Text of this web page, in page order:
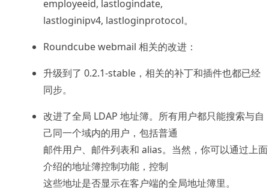
employeeid, lastlogindate,
lastloginipv4, lastloginprotocol。
Roundcube webmail 相关的改进：
升级到了 0.2.1-stable，相关的补丁和插件也都已经
同步。
改进了全局 LDAP 地址簿。所有用户都只能搜索与自
己同一个域内的用户，包括普通
邮件用户、邮件列表和 alias。当然，你可以通过上面
介绍的地址簿控制功能，控制
这些地址是否显示在客户端的全局地址簿里。